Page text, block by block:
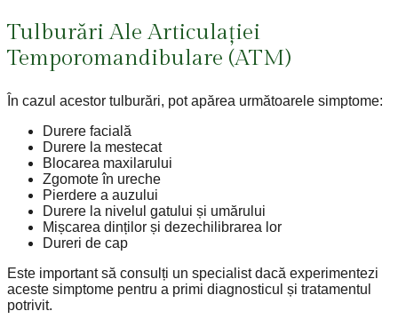
Tulburări Ale Articulației
Temporomandibulare (ATM)
În cazul acestor tulburări, pot apărea următoarele simptome:
Durere facială
Durere la mestecat
Blocarea maxilarului
Zgomote în ureche
Pierdere a auzului
Durere la nivelul gatului și umărului
Mișcarea dinților și dezechilibrarea lor
Dureri de cap
Este important să consulți un specialist dacă experimentezi
aceste simptome pentru a primi diagnosticul și tratamentul
potrivit.